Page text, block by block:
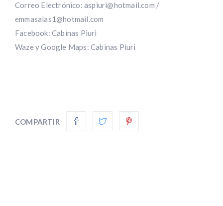
Correo Electrónico: aspiuri@hotmail.com /
emmasalas1@hotmail.com
Facebook: Cabinas Piuri
Waze y Google Maps: Cabinas Piuri
COMPARTIR